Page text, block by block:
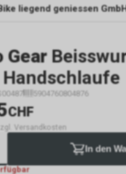
liegend geniessen
Gear
5904760804876
CHF
Versandkosten
In den